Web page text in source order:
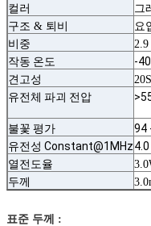
컬러
그
구조 & 퇴비
요
비중
작동 온도 -
견고성
유전체 파괴 전압
불꽃 평가
94
유전성 Constant@1MHz
열전도율
두께
표준 두께 :